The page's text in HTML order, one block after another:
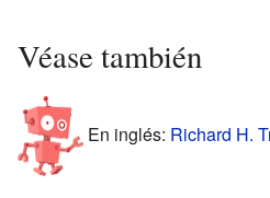
Véase también
En inglés: Richard H.